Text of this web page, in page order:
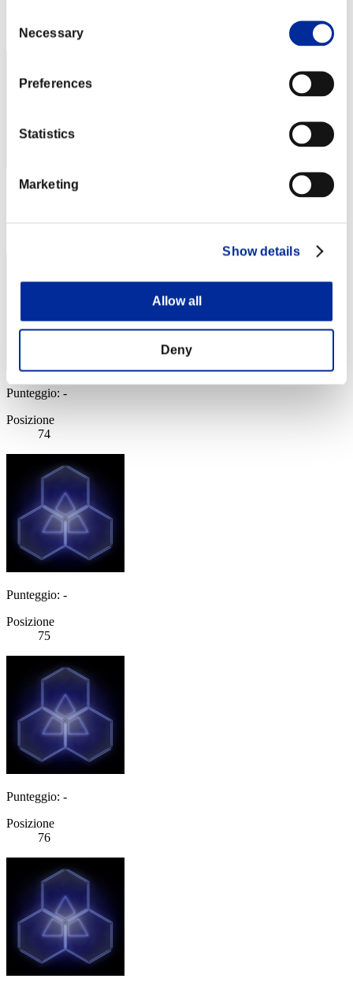
Selection
Necessary
Preferences
Statistics
Marketing
Show details
Allow all
Deny
72
Punteggio: -
Punteggio: -
Posizione
74
Punteggio: -
Posizione
75
Punteggio: -
Posizione
76